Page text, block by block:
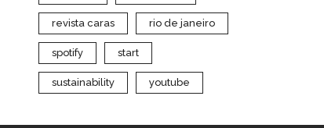
revista caras rio de janeiro
spotify start
sustainability youtube